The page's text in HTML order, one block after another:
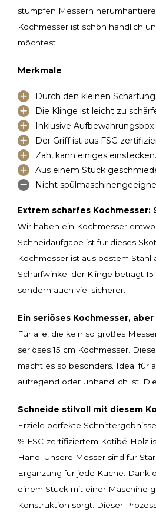
stumpfen Messern
Kochmesser ist schön handlich
möchtest.
Merkmale
Durch den kleinen
Die Klinge ist leicht zu
Inklusive
Der Griff ist aus FSC-
Zäh, kann einiges einstecken.
Aus einem Stück
Nicht
Extrem scharfes
Wir haben ein Kochmesser
Schneidaufgabe ist für dieses
Kochmesser ist aus bestem
Schärfwinkel der Klinge beträgt
sondern auch viel sicherer.
Ein seriöses Kochmesser,
Für alle, die kein so großes
seriöses 15 cm Kochmesser.
macht es so besonders. Ideal für
aufregend oder unhandlich ist.
Schneide stilvoll mit diesem
Erziele perfekte
% FSC-zertifiziertem Kotibé-Holz
Hand. Unsere Messer sind für
Ergänzung für jede Küche. Dank
einem Stück mit einer Maschine
Konstruktion sorgt. Dieser